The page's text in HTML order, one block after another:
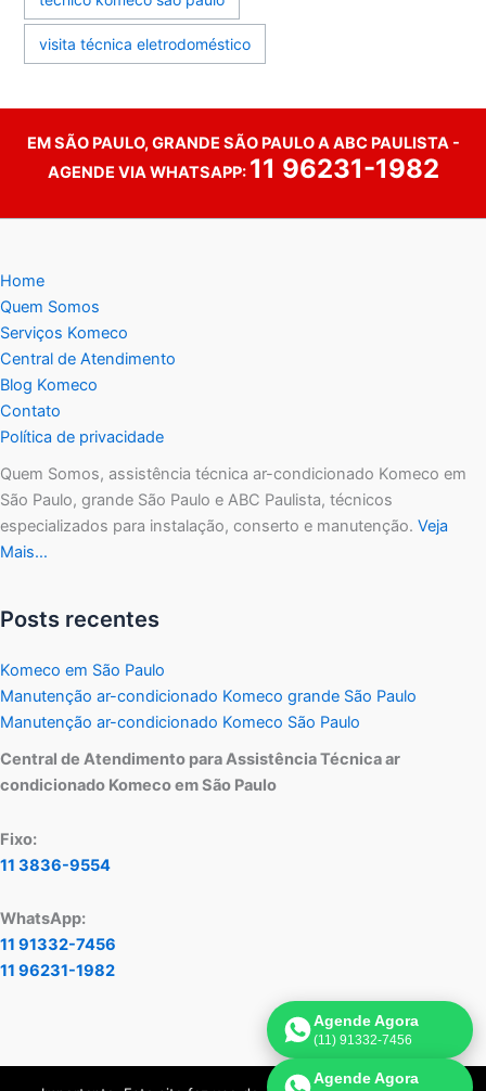
visita técnica eletrodoméstico
EM SÃO PAULO, GRANDE SÃO PAULO A ABC PAULISTA -
AGENDE VIA WHATSAPP: 11 96231-1982
Home
Quem Somos
Serviços Komeco
Central de Atendimento
Blog Komeco
Contato
Política de privacidade
Quem Somos, assistência técnica ar-condicionado Komeco em
São Paulo, grande São Paulo e ABC Paulista, técnicos
especializados para instalação, conserto e manutenção. Veja
Mais…
Posts recentes
Komeco em São Paulo
Manutenção ar-condicionado Komeco grande São Paulo
Manutenção ar-condicionado Komeco São Paulo
Central de Atendimento para Assistência Técnica ar
condicionado Komeco em São Paulo
Fixo:
11 3836-9554
WhatsApp:
11 91332-7456
11 96231-1982
Agende Agora
(11) 91332-7456
Agende Agora